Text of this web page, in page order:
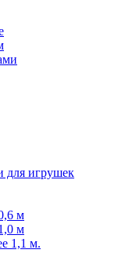
для игрушек
м
м
1,1 м.